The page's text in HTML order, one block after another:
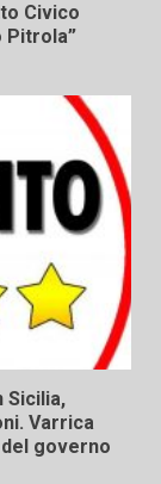
Civico
Pitrola”
Sicilia,
Varrica
governo